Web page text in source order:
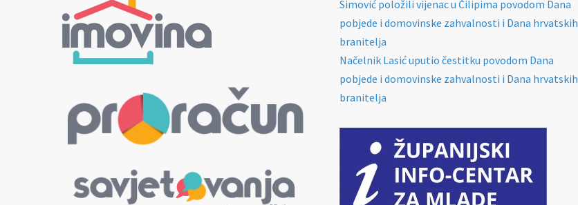
Simović položili vijenac u Čilipima povodom Dana
pobjede i domovinske zahvalnosti i Dana hrvatskih
branitelja
Načelnik Lasić uputio čestitku povodom Dana
pobjede i domovinske zahvalnosti i Dana hrvatskih
branitelja